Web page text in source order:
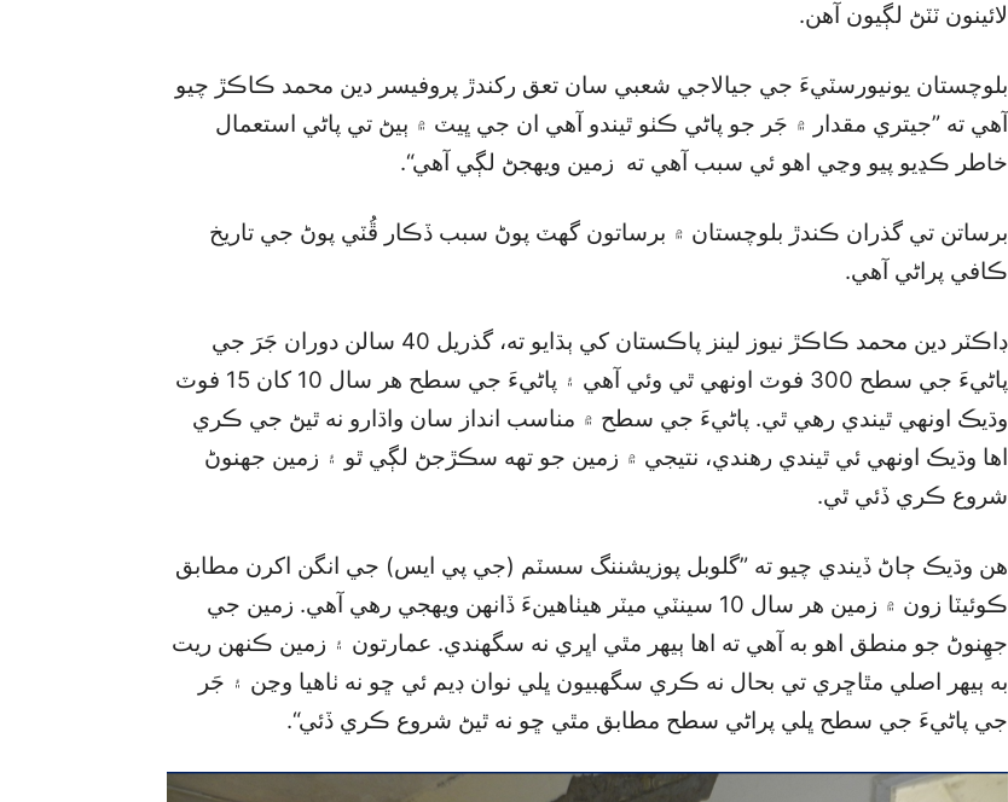
لائينون ٽٽڻ لڳيون آهن.
بلوچستان يونيورسٽيءَ جي جيالاجي شعبي سان تعق رکندڙ پروفيسر دين محمد ڪاڪڙ چيو
آهي ته ”جيتري مقدار ۾ جَر جو پاڻي ڪٺو ٿيندو آهي ان جي ڀيٽ ۾ ٻيڻ تي پاڻي استعمال
خاطر ڪڍيو پيو وڃي اهو ئي سبب آهي ته زمين ويهجڻ لڳي آهي“.
برساتن تي گذران ڪندڙ بلوچستان ۾ برساتون گھٽ پوڻ سبب ڏڪار ڦُٽي پوڻ جي تاريخ
ڪافي پراڻي آهي.
ڊاڪٽر دين محمد ڪاڪڙ نيوز لينز پاڪستان کي ٻڌايو ته، گذريل 40 سالن دوران جَرَ جي
پاڻيءَ جي سطح 300 فوٽ اونهي ٿي وئي آهي ۽ پاڻيءَ جي سطح هر سال 10 کان 15 فوٽ
وڌيڪ اونهي ٿيندي رهي ٿي. پاڻيءَ جي سطح ۾ مناسب انداز سان واڌارو نه ٿيڻ جي ڪري
اها وڌيڪ اونهي ئي ٿيندي رهندي، نتيجي ۾ زمين جو تهه سڪڙجڻ لڳي ٿو ۽ زمين جهنوڻ
شروع ڪري ڏئي ٿي.
هن وڌيڪ ڄاڻ ڏيندي چيو ته ”گلوبل پوزيشننگ سسٽم (جي پي ايس) جي انگن اکرن مطابق
ڪوئيٽا زون ۾ زمين هر سال 10 سينٽي ميٽر هيٺاهينءَ ڏانهن ويهجي رهي آهي. زمين جي
جهِنوڻ جو منطق اهو به آهي ته اها ٻيهر مٿي اڀري نه سگھندي. عمارتون ۽ زمين ڪنهن ريت
به ٻيهر اصلي مٿاڇري تي بحال نه ڪري سگھبيون ڀلي نوان ڊيم ئي ڇو نه ٺاهيا وڃن ۽ جَر
جي پاڻيءَ جي سطح ڀلي پراڻي سطح مطابق مٿي ڇو نه ٿيڻ شروع ڪري ڏئي“.